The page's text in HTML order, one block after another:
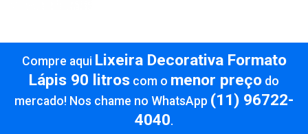
Compre aqui Lixeira Decorativa Formato
Lápis 90 litros com o menor preço do
mercado! Nos chame no WhatsApp (11) 96722-
4040.